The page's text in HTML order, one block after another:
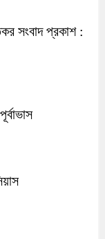
সংবাদ প্রকাশ :